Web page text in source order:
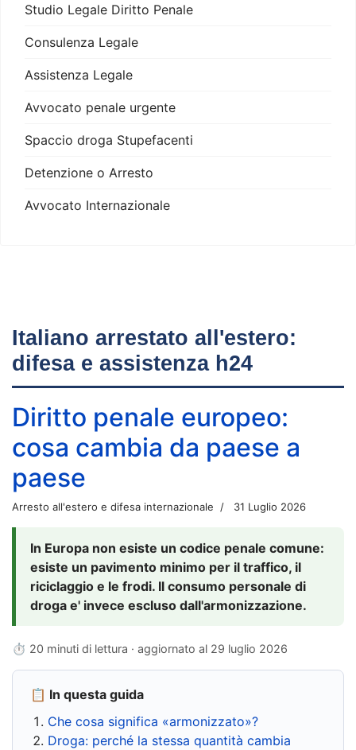
Studio Legale Diritto Penale
Consulenza Legale
Assistenza Legale
Avvocato penale urgente
Spaccio droga Stupefacenti
Detenzione o Arresto
Avvocato Internazionale
Italiano arrestato all'estero:
difesa e assistenza h24
Diritto penale europeo:
cosa cambia da paese a
paese
Arresto all'estero e difesa internazionale 31 Luglio 2026
In Europa non esiste un codice penale comune:
esiste un pavimento minimo per il traffico, il
riciclaggio e le frodi. Il consumo personale di
droga e' invece escluso dall'armonizzazione.
⏱ 20 minuti di lettura · aggiornato al 29 luglio 2026
📋 In questa guida
Che cosa significa «armonizzato»?
Droga: perché la stessa quantità cambia